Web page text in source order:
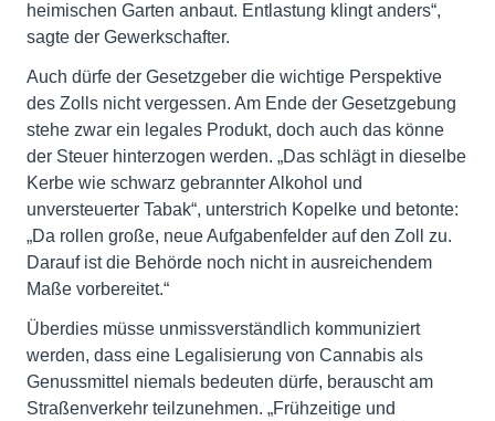
heimischen Garten anbaut. Entlastung klingt anders“,
sagte der Gewerkschafter.
Auch dürfe der Gesetzgeber die wichtige Perspektive
des Zolls nicht vergessen. Am Ende der Gesetzgebung
stehe zwar ein legales Produkt, doch auch das könne
der Steuer hinterzogen werden. „Das schlägt in dieselbe
Kerbe wie schwarz gebrannter Alkohol und
unversteuerter Tabak“, unterstrich Kopelke und betonte:
„Da rollen große, neue Aufgabenfelder auf den Zoll zu.
Darauf ist die Behörde noch nicht in ausreichendem
Maße vorbereitet.“
Überdies müsse unmissverständlich kommuniziert
werden, dass eine Legalisierung von Cannabis als
Genussmittel niemals bedeuten dürfe, berauscht am
Straßenverkehr teilzunehmen. „Frühzeitige und